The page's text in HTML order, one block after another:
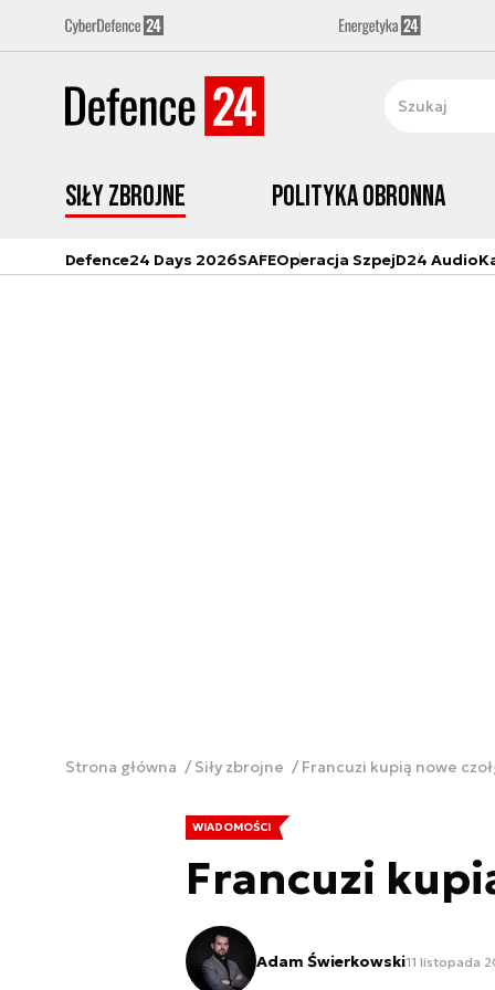
Siły zbrojne Polityka obronna
Defence24 Days 2026SAFEOperacja SzpejD24 Audio
Strona główna Siły zbrojne Francuzi kupią nowe
WIADOMOŚCI
Francuzi
Adam Świerkowski11 listopada